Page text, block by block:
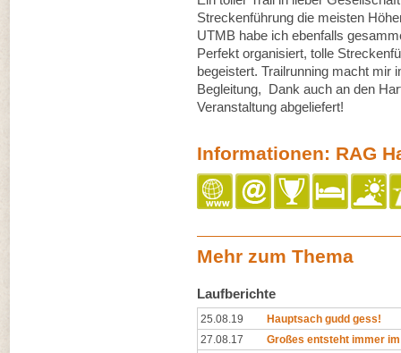
Streckenführung die meisten
UTMB habe ich ebenfalls
Perfekt organisiert, tolle
begeistert. Trailrunning macht mir
Begleitung, Dank auch an den
Veranstaltung abgeliefert!
Informationen: RAG
Mehr zum Thema
Laufberichte
25.08.19
Hauptsach gudd gess!
27.08.17
Großes entsteht immer